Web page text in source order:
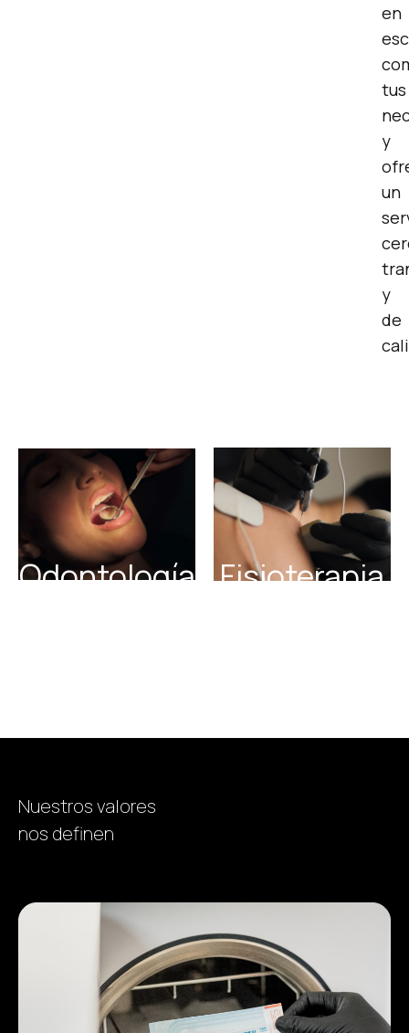
en
tus
y
un
y
de
Odontología Fisioterapia
Nuestros valores
nos definen